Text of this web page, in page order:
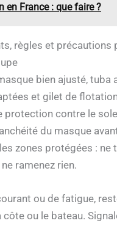
en France : que faire ?
règles et précautions
bien ajusté, tuba
et gilet de
protection contre le
du masque
zones protégées : ne
ramenez rien.
ou de fatigue,
côte ou le bateau.